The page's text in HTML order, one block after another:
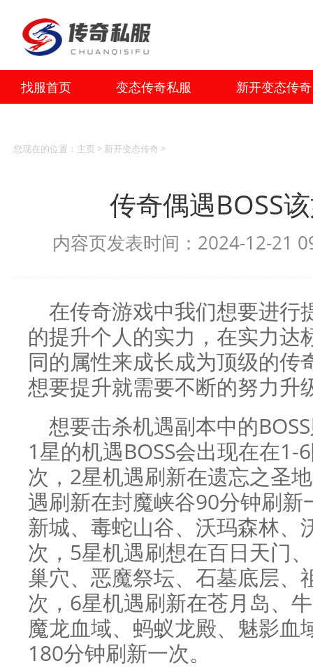
找服首页 变态传奇私服 新开变态传奇
您现在的位置： 主页 > 新开变态传奇 >
传奇偶遇BOSS
内容页发表时间：2024-12-21
在传奇游戏中我们想要进行
的提升个人的实力，在实力达
同的属性来成长成为顶级的传
想要提升就需要不断的努力升
想要击杀机遇副本中的
1星的机遇BOSS会出现在在
次，2星机遇刷新在遗忘之圣
遇刷新在封魔峡谷90分钟刷
新城、毒蛇山谷、沃玛森林、
次，5星机遇刷想在百日天门
巢穴、恶魔祭坛、石墓底层、
次，6星机遇刷新在苍月岛、
魔龙血域、蚂蚁龙殿、魅影血
180分钟刷新一次。